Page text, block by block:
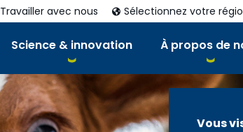
Science & innovation À propos de
Travailler avec nous Sélectionnez votre
Vous